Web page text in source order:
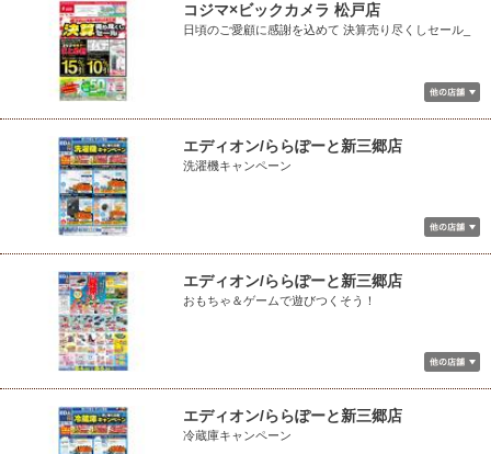
コジマ×ビックカメラ 松戸店
日頃のご愛顧に感謝を込めて 決算売り尽くしセール_
エディオン/ららぽーと新三郷店
洗濯機キャンペーン
エディオン/ららぽーと新三郷店
おもちゃ＆ゲームで遊びつくそう！
エディオン/ららぽーと新三郷店
冷蔵庫キャンペーン